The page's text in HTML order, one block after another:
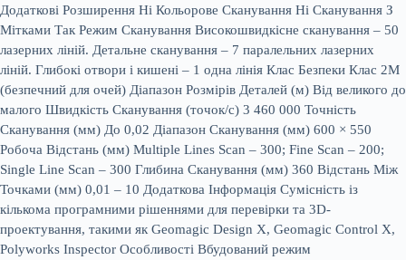
Додаткові Розширення Ні Кольорове Сканування Ні Сканування З
Мітками Так Режим Сканування Високошвидкісне сканування – 50
лазерних ліній. Детальне сканування – 7 паралельних лазерних
ліній. Глибокі отвори і кишені – 1 одна лінія Клас Безпеки Клас 2M
(безпечний для очей) Діапазон Розмірів Деталей (м) Від великого до
малого Швидкість Сканування (точок/с) 3 460 000 Точність
Сканування (мм) До 0,02 Діапазон Сканування (мм) 600 × 550
Робоча Відстань (мм) Multiple Lines Scan – 300; Fine Scan – 200;
Single Line Scan – 300 Глибина Сканування (мм) 360 Відстань Між
Точками (мм) 0,01 – 10 Додаткова Інформація Сумісність із
кількома програмними рішеннями для перевірки та 3D-
проектування, такими як Geomagic Design X, Geomagic Control X,
Polyworks Inspector Особливості Вбудований режим